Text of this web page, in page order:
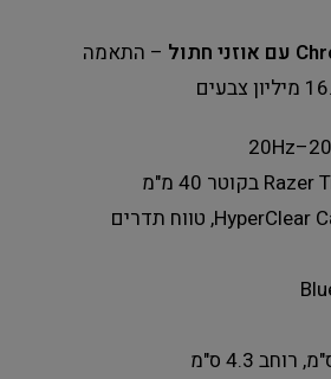
– התאמה
HyperClear Cardioid, טווח תדרים